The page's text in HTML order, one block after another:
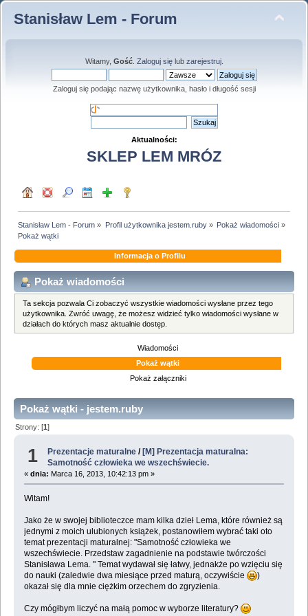
Stanisław Lem - Forum
Witamy, Gość. Zaloguj sięlub zarejestruj.
Zaloguj się podając nazwę użytkownika, hasło i długość sesji
Aktualności:
SKLEP LEM MRÓZ
Stanisław Lem - Forum » Profil użytkownika jestem.ruby» Pokaż wiadomości»
Pokaż wątki
Informacja o Profilu
Pokaż wiadomości
Ta sekcja pozwala Ci zobaczyć wszystkie wiadomości wysłane przez tego
użytkownika. Zwróć uwagę, że możesz widzieć tylko wiadomości wysłane w
działach do których masz aktualnie dostęp.
Wiadomości
Pokaż wątki
Pokaż załączniki
Pokaż wątki - jestem.ruby
Strony: [1]
1 Prezentacje maturalne / [M] Prezentacja maturalna:
Samotność człowieka we wszechświecie.
« dnia: Marca 16, 2013, 10:42:13 pm »
Witam!
Jako że w swojej biblioteczce mam kilka dzieł Lema, które również są
jednymi z moich ulubionych książek, postanowiłem wybrać taki oto
temat prezentacji maturalnej: "Samotność człowieka we
wszechświecie. Przedstaw zagadnienie na podstawie twórczości
Stanisława Lema. " Temat wydawał się łatwy, jednakże po wzięciu się
do nauki (zaledwie dwa miesiące przed maturą, oczywiście
)
okazał się dla mnie ciężkim orzechem do zgryzienia.
Czy mógłbym liczyć na małą pomoc w wyborze literatury?